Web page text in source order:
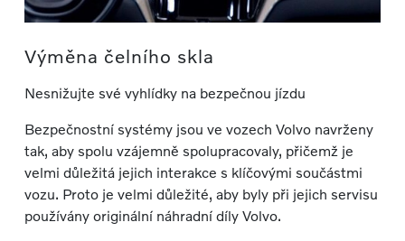
Výměna čelního skla
Nesnižujte své vyhlídky na bezpečnou jízdu
Bezpečnostní systémy jsou ve vozech Volvo navrženy
tak, aby spolu vzájemně spolupracovaly, přičemž je
velmi důležitá jejich interakce s klíčovými součástmi
vozu. Proto je velmi důležité, aby byly při jejich servisu
používány originální náhradní díly Volvo.